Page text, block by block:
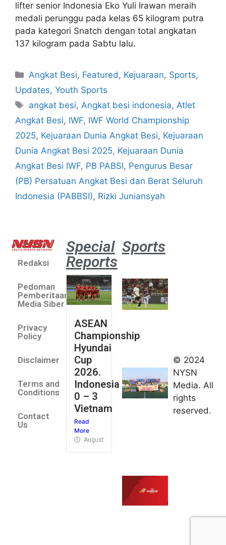
lifter senior Indonesia Eko Yuli Irawan meraih
medali perunggu pada kelas 65 kilogram putra
pada kategori Snatch dengan total angkatan
137 kilogram pada Sabtu lalu.
Angkat Besi, Featured, Kejuaraan, Sports,
Updates, Youth Sports
angkat besi,Angkat besi indonesia,Atlet
Angkat Besi, IWF, IWF World Championship
2025, Kejuaraan Dunia Angkat Besi, Kejuaraan
Dunia Angkat Besi 2025, Kejuaraan Dunia
Angkat Besi IWF, PB PABSI, Pengurus Besar
(PB) Persatuan Angkat Besi dan Berat Seluruh
Indonesia (PABBSI), Rizki Juniansyah
Redaksi
Pedoman
Pemberitaan
Media Siber
Privacy
Policy
Disclaimer
Terms and
Conditions
Contact
Us
Special
Reports
ASEAN
Championship
Hyundai
Cup
2026.
Indonesia
0 – 3
Vietnam
Read
More
August 4, 2026
Sports
umum
Kejurnas
Panahan
Junior di
Kudus
grup
© 2024
NYSN
Media. All
rights
reserved.